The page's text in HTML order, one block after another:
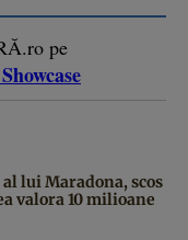
pe
lui Maradona, scos
valora 10 milioane